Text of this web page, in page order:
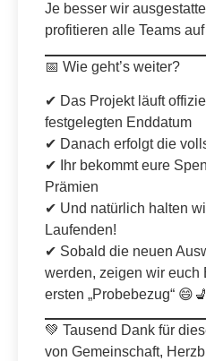
Je besser wir
profitieren alle Teams
📅 Wie geht’s weiter?
✔ Das Projekt läuft
festgelegten Enddatum
✔ Danach erfolgt die
✔ Ihr bekommt eure
Prämien
✔ Und natürlich halten
Laufenden!
✔ Sobald die neuen
werden, zeigen wir euch
ersten „Probebezug“ 😄💺
💚 Tausend Dank für
von Gemeinschaft,